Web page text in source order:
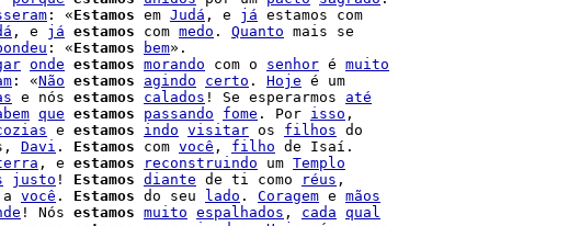
: «Estamos em Judá , e já estamos com
, e já estamos com medo . Quanto mais se
: «Estamos bem».
onde estamos morando com o senhor é muito
: «Não estamos agindo certo . Hoje é um
e nós estamos calados ! Se esperarmos até
que estamos passando fome . Por isso ,
e estamos indo visitar os filhos do
Davi . Estamos com você , filho de Isaí.
, e estamos reconstruindo um Templo
justo ! Estamos diante de ti como réus ,
a você . Estamos do seu lado . Coragem e mãos
! Nós estamos muito espalhados , cada qual